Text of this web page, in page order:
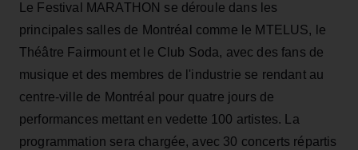
Le Festival MARATHON se déroule dans les
principales salles de Montréal comme le MTELUS, le
Théâtre Fairmount et le Club Soda, avec des fans de
musique et des membres de l'industrie se rendant au
centre-ville de Montréal pour quatre jours de
performances mettant en vedette 100 artistes. La
programmation sera chargée, avec 30 concerts répartis